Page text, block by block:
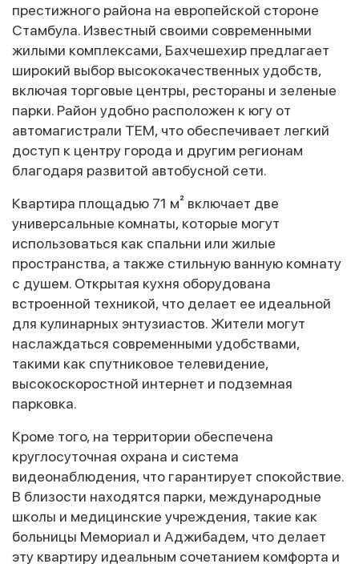
престижного района на европейской стороне
Стамбула. Известный своими современными
жилыми комплексами, Бахчешехир предлагает
широкий выбор высококачественных удобств,
включая торговые центры, рестораны и зеленые
парки. Район удобно расположен к югу от
автомагистрали TEM, что обеспечивает легкий
доступ к центру города и другим регионам
благодаря развитой автобусной сети.
Квартира площадью 71 м² включает две
универсальные комнаты, которые могут
использоваться как спальни или жилые
пространства, а также стильную ванную комнату
с душем. Открытая кухня оборудована
встроенной техникой, что делает ее идеальной
для кулинарных энтузиастов. Жители могут
наслаждаться современными удобствами,
такими как спутниковое телевидение,
высокоскоростной интернет и подземная
парковка.
Кроме того, на территории обеспечена
круглосуточная охрана и система
видеонаблюдения, что гарантирует спокойствие.
В близости находятся парки, международные
школы и медицинские учреждения, такие как
больницы Мемориал и Аджибадем, что делает
эту квартиру идеальным сочетанием комфорта и